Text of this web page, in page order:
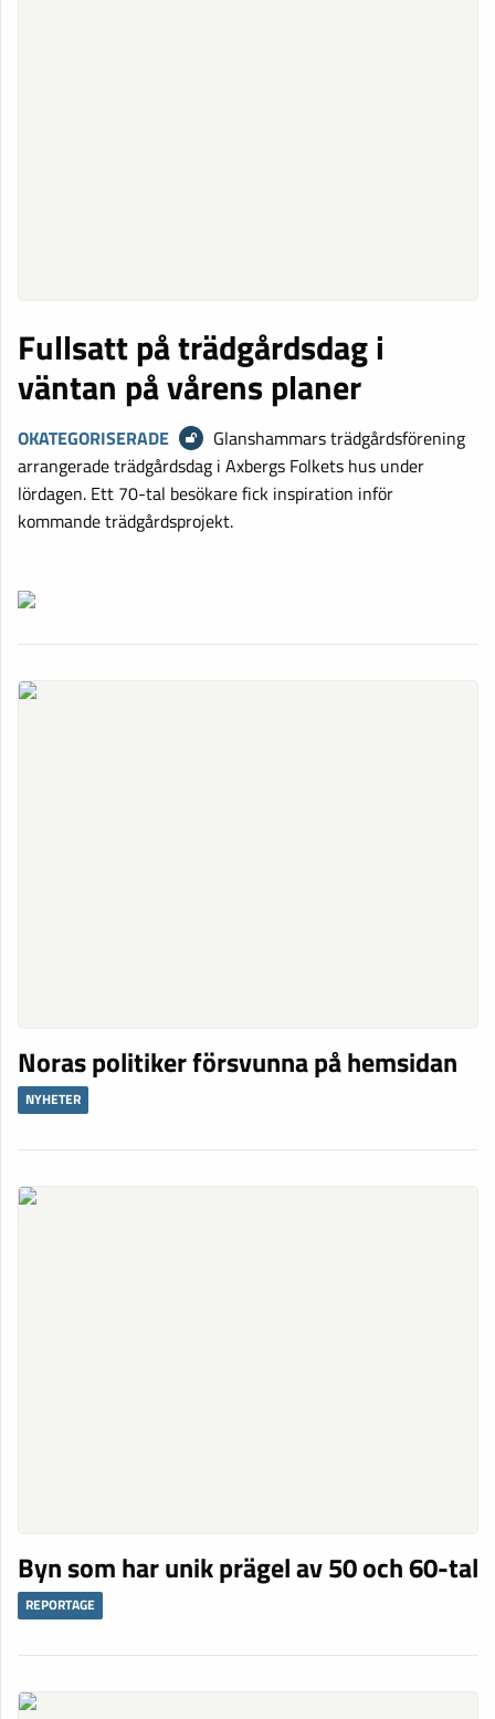
Fullsatt på trädgårdsdag i
väntan på vårens planer
OKATEGORISERADE
Glanshammars trädgårdsförening
arrangerade trädgårdsdag i Axbergs Folkets hus under
lördagen. Ett 70-tal besökare fick inspiration inför
kommande trädgårdsprojekt.
Noras politiker försvunna på hemsidan
NYHETER
Byn som har unik prägel av 50 och 60-tal
REPORTAGE